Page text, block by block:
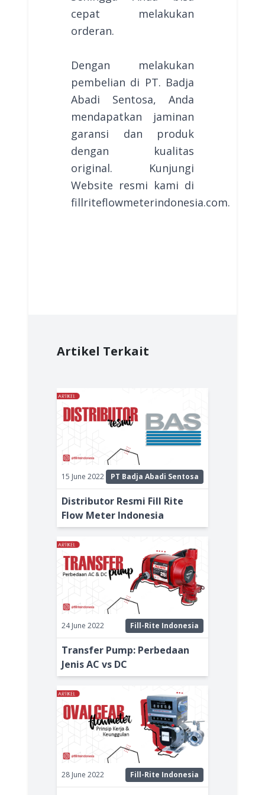
cepat melakukan
orderan.
Dengan melakukan
pembelian di PT. Badja
Abadi Sentosa, Anda
mendapatkan jaminan
garansi dan produk
dengan kualitas
original. Kunjungi
Website resmi kami di
fillriteflowmeterindonesia.com.
Artikel Terkait
15 June 2022 PT Badja Abadi Sentosa
Distributor Resmi Fill Rite
Flow Meter Indonesia
24 June 2022 Fill-Rite Indonesia
Transfer Pump: Perbedaan
Jenis AC vs DC
28 June 2022 Fill-Rite Indonesia